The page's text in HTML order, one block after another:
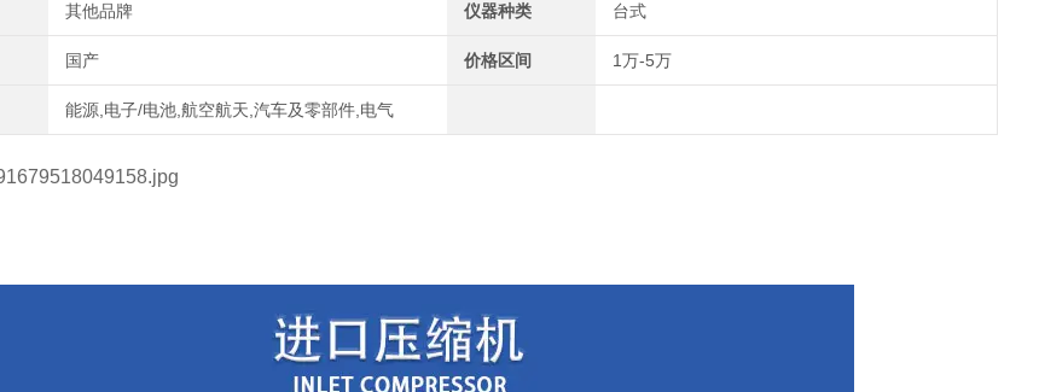
其他品牌 仪器种类 台式
国产 价格区间 1万-5万
能源,电子/电池,航空航天,汽车及零部件,电气